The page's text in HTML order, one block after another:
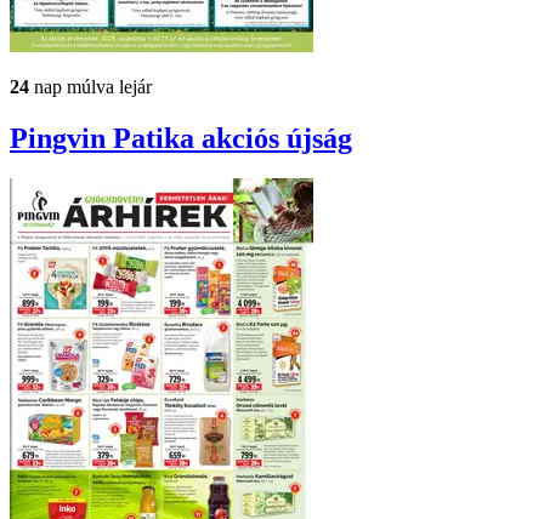
24 nap múlva lejár
Pingvin Patika akciós újság